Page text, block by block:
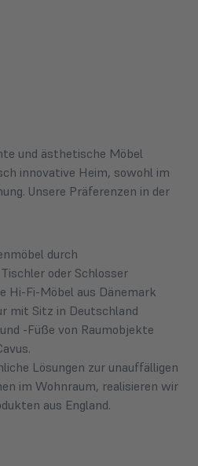
und ästhetische Möbel
innovative Heim, sowohl im
Unsere Präferenzen in der
durch
oder Schlosser
Hi-Fi-Möbel aus Dänemark
mit Sitz in Deutschland
-Füße von Raumobjekte
Lösungen zur unauffälligen
im Wohnraum, realisieren wir
aus England.